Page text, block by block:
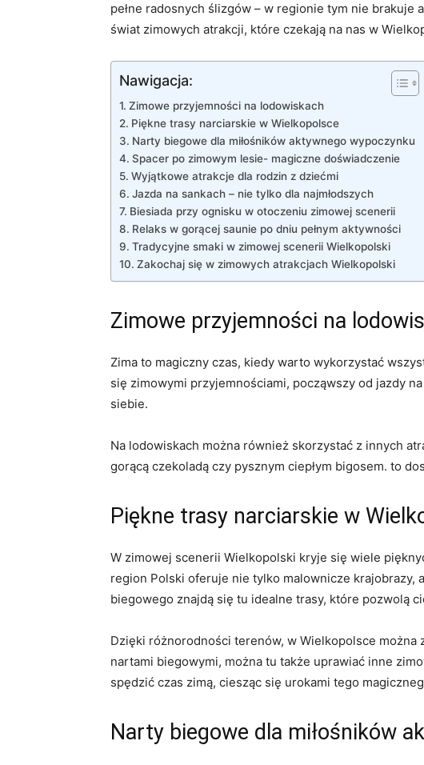
pełne radosnych⁤ ślizgów – w regionie ⁣tym nie
świat zimowych​ atrakcji, które czekają⁢ na nas w⁣
Nawigacja:
Zimowe przyjemności na lodowiskach
Piękne trasy narciarskie w Wielkopolsce
Narty biegowe dla miłośników aktywnego wypoczynku
Spacer po⁤ zimowym​ lesie- magiczne⁢ doświadczenie
Wyjątkowe atrakcje dla rodzin⁤ z dziećmi
Jazda na sankach⁤ – nie tylko​ dla najmłodszych
Biesiada przy ognisku w otoczeniu zimowej scenerii
Relaks w gorącej saunie po dniu pełnym aktywności
Tradycyjne⁢ smaki w zimowej scenerii Wielkopolski
Zakochaj się w ⁤zimowych atrakcjach ‍Wielkopolski
Zimowe przyjemności na
Zima to magiczny czas, ‌kiedy warto ⁣wykorzystać
się zimowymi przyjemnościami, począwszy od⁤ jazdy
siebie.
Na‌ lodowiskach można ‌również⁢ skorzystać z ⁤innych
gorącą ⁢czekoladą czy‍ pysznym ciepłym bigosem. to
Piękne trasy narciarskie w
W zimowej scenerii ‌Wielkopolski kryje się wiele
region Polski⁣ oferuje nie tylko malownicze ‌krajobrazy,
biegowego znajdą się ‍tu idealne trasy, które ⁢pozwolą
Dzięki różnorodności ⁣terenów, w Wielkopolsce ‍można
⁢nartami⁢ biegowymi, można tu‍ także uprawiać inne
spędzić czas zimą, ciesząc się‌ urokami ​tego
Narty biegowe dla miłośników